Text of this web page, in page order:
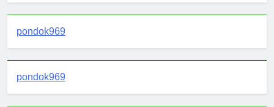
pondok969
pondok969